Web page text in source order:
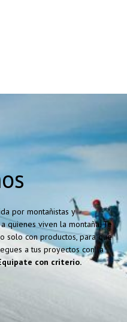
por montañistas y
quienes viven la montaña. Te
solo con productos, para que
a tus proyectos con la
con criterio.